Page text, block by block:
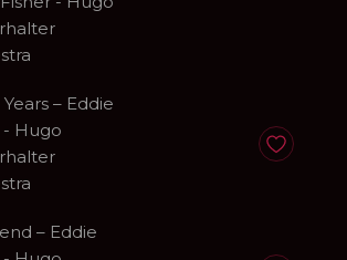
– Eddie
- Hugo
Anadir a
– Eddie